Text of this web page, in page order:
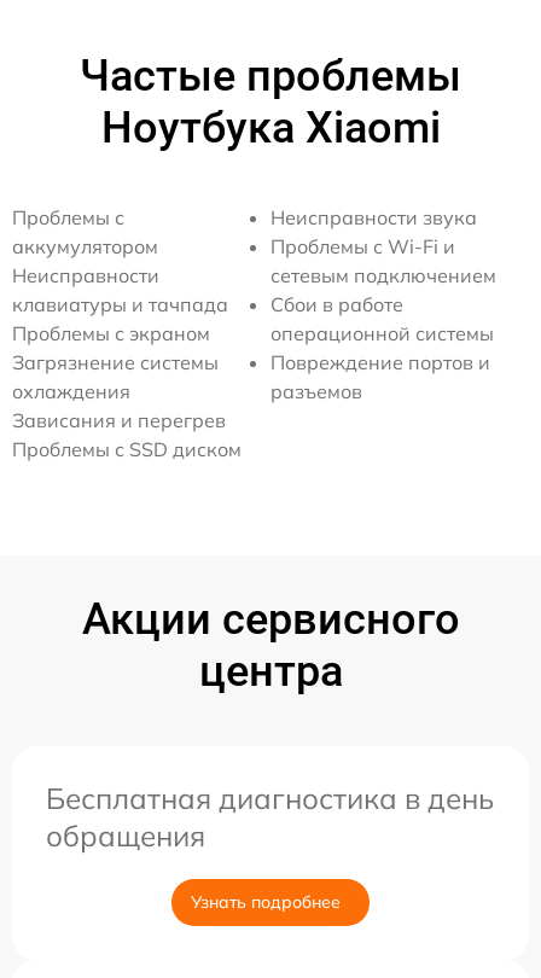
Частые проблемы
Ноутбука Xiaomi
Проблемы с
аккумулятором
Неисправности
клавиатуры и тачпада
Проблемы с экраном
Загрязнение системы
охлаждения
Неисправности звука
Проблемы с Wi-Fi и
сетевым подключением
Сбои в работе
операционной системы
Повреждение портов и
разъемов
Зависания и перегрев
Проблемы с SSD диском
Акции сервисного
центра
Бесплатная диагностика в день
обращения
Узнать подробнее